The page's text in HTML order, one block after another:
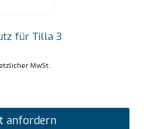
für Tilla 3
MwSt.
anfordern